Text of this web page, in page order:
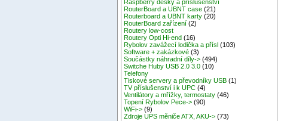
Raspberry desky a příslušenství
RouterBoard a UBNT case (21)
Routerboard a UBNT karty (20)
RouterBoard zařízení (2)
Routery low-cost
Routery Opti Hi-end (16)
Rybolov zavážecí lodička a přísl (103)
Software + zakázkové (3)
Součástky náhradní díly-> (494)
Switche Huby USB 2.0 3.0 (10)
Telefony
Tiskové servery a převodníky USB (1)
TV příslušenství i k UPC (4)
Ventilátory a mřížky, termostaty (46)
Topení Rybolov Pece-> (90)
WiFi-> (9)
Zdroje UPS měniče ATX, AKU-> (73)